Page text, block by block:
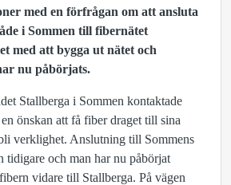
med en förfrågan om att ansluta
i Sommen till fibernätet
med att bygga ut nätet och
nu påbörjats.
Stallberga i Sommen kontaktade
önskan att få fiber draget till sina
verklighet. Anslutning till Sommens
tidigare och man har nu påbörjat
vidare till Stallberga. På vägen